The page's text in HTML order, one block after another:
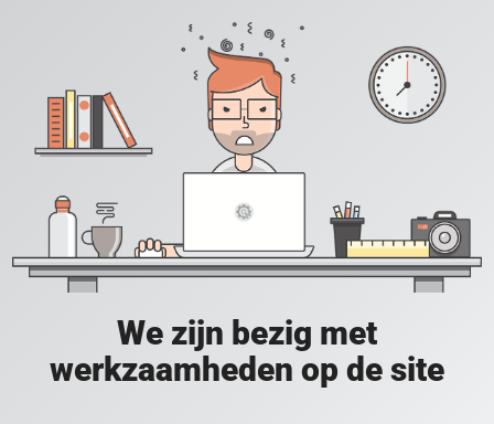
We zijn bezig met
werkzaamheden op de site